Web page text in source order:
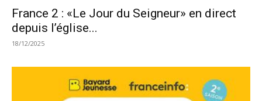
France 2 : «Le Jour du Seigneur» en direct
depuis l’église...
18/12/2025